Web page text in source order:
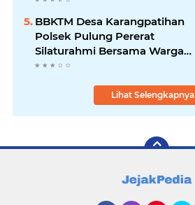
BBKTM Desa Karangpatihan
Polsek Pulung Pererat
Silaturahmi Bersama Warga
Wujudkan Kamtibmas yang
Lihat Selengkapnya